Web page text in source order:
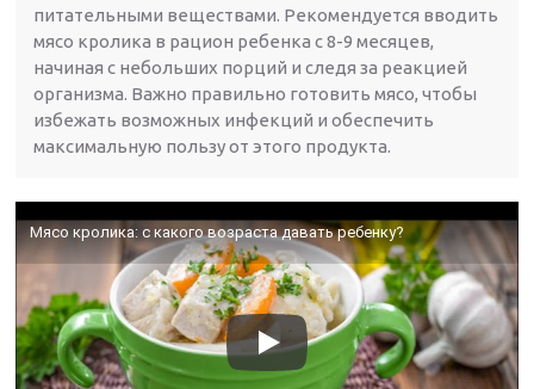
питательными веществами. Рекомендуется вводить
мясо кролика в рацион ребенка с 8-9 месяцев,
начиная с небольших порций и следя за реакцией
организма. Важно правильно готовить мясо, чтобы
избежать возможных инфекций и обеспечить
максимальную пользу от этого продукта.
Мясо кролика: с какого возраста давать ребенку?